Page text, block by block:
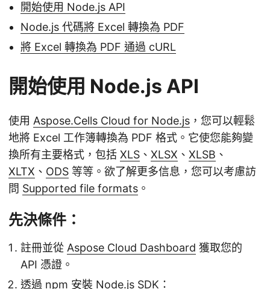
開始使用 Node.js API
Node.js 代碼將 Excel 轉換為 PDF
將 Excel 轉換為 PDF 通過 cURL
開始使用 Node.js API
使用 Aspose.Cells Cloud for Node.js ，您可以輕鬆
地將 Excel 工作簿轉換為 PDF 格式。它使您能夠變
換所有主要格式，包括 XLS 、 XLSX 、 XLSB 、
XLTX 、 ODS 等等。欲了解更多信息，您可以考慮訪
問 Supported file formats 。
先決條件：
註冊並從 Aspose Cloud Dashboard 獲取您的
API 憑證。
透過 npm 安裝 Node.js SDK：